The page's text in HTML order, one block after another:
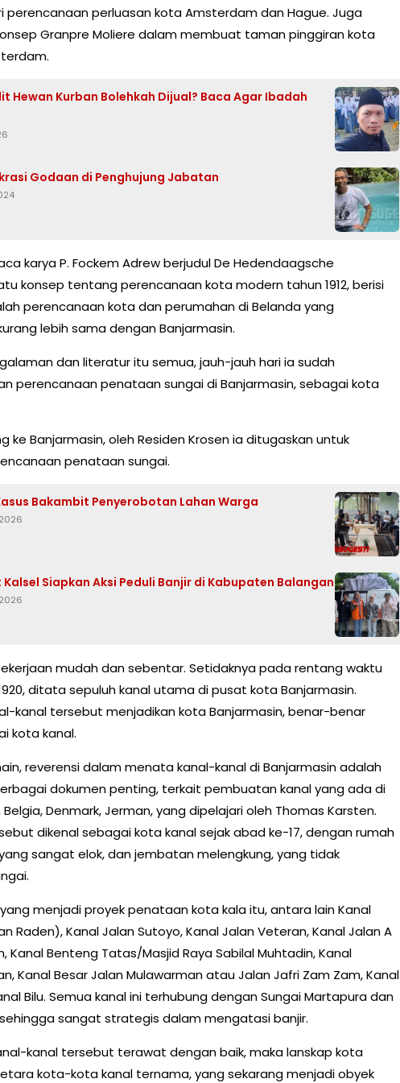
perencanaan perluasan kota Amsterdam dan Hague. Juga
Granpre Moliere dalam membuat taman pinggiran kota
Hewan Kurban Bolehkah Dijual? Baca Agar Ibadah
Godaan di Penghujung Jabatan
karya P. Fockem Adrew berjudul De Hedendaagsche
konsep tentang perencanaan kota modern tahun 1912, berisi
perencanaan kota dan perumahan di Belanda yang
lebih sama dengan Banjarmasin.
dan literatur itu semua, jauh-jauh hari ia sudah
perencanaan penataan sungai di Banjarmasin, sebagai kota
ke Banjarmasin, oleh Residen Krosen ia ditugaskan untuk
penataan sungai.
Bakambit Penyerobotan Lahan Warga
Kalsel Siapkan Aksi Peduli Banjir di Kabupaten Balangan
mudah dan sebentar. Setidaknya pada rentang waktu
ditata sepuluh kanal utama di pusat kota Banjarmasin.
kanal tersebut menjadikan kota Banjarmasin, benar-benar
kota kanal.
reverensi dalam menata kanal-kanal di Banjarmasin adalah
dokumen penting, terkait pembuatan kanal yang ada di
Belgia, Denmark, Jerman, yang dipelajari oleh Thomas Karsten.
dikenal sebagai kota kanal sejak abad ke-17, dengan rumah
sangat elok, dan jembatan melengkung, yang tidak
menjadi proyek penataan kota kala itu, antara lain Kanal
Raden), Kanal Jalan Sutoyo, Kanal Jalan Veteran, Kanal Jalan A
Kanal Benteng Tatas/Masjid Raya Sabilal Muhtadin, Kanal
Kanal Besar Jalan Mulawarman atau Jalan Jafri Zam Zam, Kanal
Bilu. Semua kanal ini terhubung dengan Sungai Martapura dan
sangat strategis dalam mengatasi banjir.
kanal tersebut terawat dengan baik, maka lanskap kota
kota-kota kanal ternama, yang sekarang menjadi obyek